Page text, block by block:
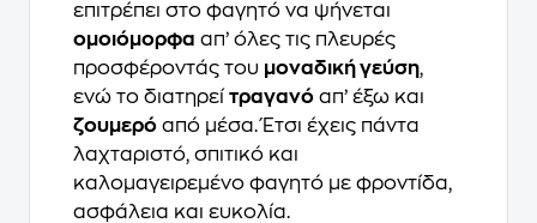
επιτρέπει στο φαγητό να ψήνεται
ομοιόμορφα απ’ όλες τις πλευρές
προσφέροντάς του μοναδική γεύση,
ενώ το διατηρεί τραγανό απ’ έξω και
ζουμερό από μέσα. Έτσι έχεις πάντα
λαχταριστό, σπιτικό και
καλομαγειρεμένο φαγητό με φροντίδα,
ασφάλεια και ευκολία.